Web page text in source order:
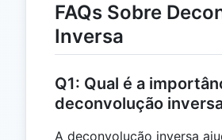
=
FAQs Sobre
Inversa
Q1: Qual é a
deconvolução
A deconvolução inversa